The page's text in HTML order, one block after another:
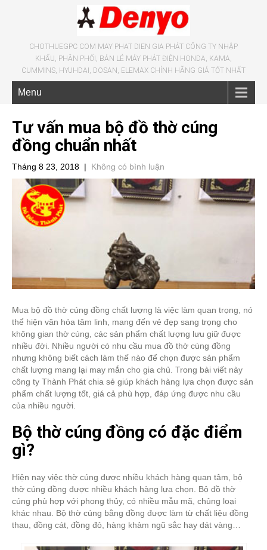
CHOTHUEGPC COM MAY PHAT DIEN GIA PHÁT CÔNG TY NHẬP
KHẨU, PHÂN PHỐI, BÁN LẺ MÁY PHÁT ĐIỆN HONDA, KAMA,
CUMMINS, HYUHDAI, DOSAN, ELEMAX CHÍNH HÃNG GIÁ TỐT NHẤT
Menu
Tư vấn mua bộ đồ thờ cúng
đồng chuẩn nhất
Tháng 8 23, 2018 | Không có bình luận
Mua bộ đồ thờ cúng đồng chất lượng là việc làm quan trọng, nó
thể hiện văn hóa tâm linh, mang đến vẻ đẹp sang trọng cho
không gian thờ cúng, các sản phẩm chất lượng lưu giữ được
nhiều đời. Nhiều người có nhu cầu mua đồ thờ cúng đồng
nhưng không biết cách làm thế nào để chọn được sản phẩm
chất lượng mang lại may mắn cho gia chủ. Trong bài viết này
công ty Thành Phát chia sẻ giúp khách hàng lựa chọn được sản
phẩm chất lượng tốt, giá cả phù hợp, đáp ứng được nhu cầu
của nhiều người.
Bộ thờ cúng đồng có đặc điểm
gì?
Hiện nay việc thờ cúng được nhiều khách hàng quan tâm, bộ
thờ cúng đồng được nhiều khách hàng lựa chọn. Bộ đồ thờ
cúng phù hợp với phong thủy, có nhiều mẫu mã, chủng loại
khác nhau. Bộ thờ cúng bằng đồng được làm từ chất liệu đồng
thau, đồng cát, đồng đỏ, hàng khảm ngũ sắc hay dát vàng…